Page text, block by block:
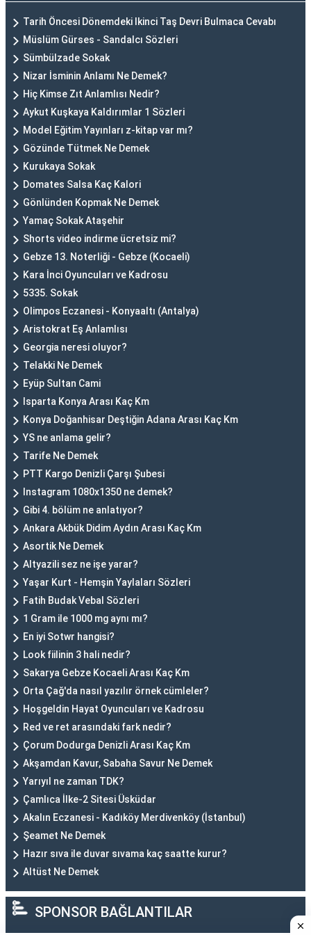
Tarih Öncesi Dönemdeki Ikinci Taş Devri Bulmaca Cevabı
Müslüm Gürses - Sandalcı Sözleri
Sümbülzade Sokak
Nizar İsminin Anlamı Ne Demek?
Hiç Kimse Zıt Anlamlısı Nedir?
Aykut Kuşkaya Kaldırımlar 1 Sözleri
Model Eğitim Yayınları z-kitap var mı?
Gözünde Tütmek Ne Demek
Kurukaya Sokak
Domates Salsa Kaç Kalori
Gönlünden Kopmak Ne Demek
Yamaç Sokak Ataşehir
Shorts video indirme ücretsiz mi?
Gebze 13. Noterliği - Gebze (Kocaeli)
Kara İnci Oyuncuları ve Kadrosu
5335. Sokak
Olimpos Eczanesi - Konyaaltı (Antalya)
Aristokrat Eş Anlamlısı
Georgia neresi oluyor?
Telakki Ne Demek
Eyüp Sultan Cami
Isparta Konya Arası Kaç Km
Konya Doğanhisar Deştiğin Adana Arası Kaç Km
YS ne anlama gelir?
Tarife Ne Demek
PTT Kargo Denizli Çarşı Şubesi
Instagram 1080x1350 ne demek?
Gibi 4. bölüm ne anlatıyor?
Ankara Akbük Didim Aydın Arası Kaç Km
Asortik Ne Demek
Altyazili sez ne işe yarar?
Yaşar Kurt - Hemşin Yaylaları Sözleri
Fatih Budak Vebal Sözleri
1 Gram ile 1000 mg aynı mı?
En iyi Sotwr hangisi?
Look fiilinin 3 hali nedir?
Sakarya Gebze Kocaeli Arası Kaç Km
Orta Çağ'da nasıl yazılır örnek cümleler?
Hoşgeldin Hayat Oyuncuları ve Kadrosu
Red ve ret arasındaki fark nedir?
Çorum Dodurga Denizli Arası Kaç Km
Akşamdan Kavur, Sabaha Savur Ne Demek
Yarıyıl ne zaman TDK?
Çamlıca İlke-2 Sitesi Üsküdar
Akalın Eczanesi - Kadıköy Merdivenköy (İstanbul)
Şeamet Ne Demek
Hazır sıva ile duvar sıvama kaç saatte kurur?
Altüst Ne Demek
SPONSOR BAĞLANTILAR